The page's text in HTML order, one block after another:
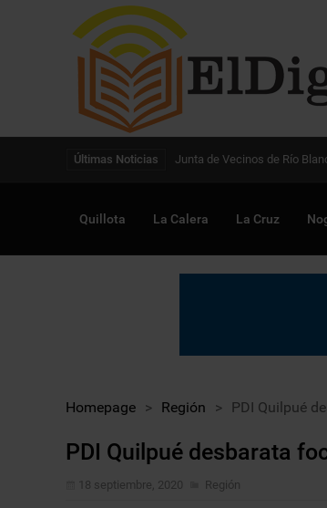
Últimas Noticias Digitalización de la gestión
Quillota La Calera La Cruz
Homepage > Región > PDI Quilpué
PDI Quilpué desbarata
18 septiembre, 2020 Región